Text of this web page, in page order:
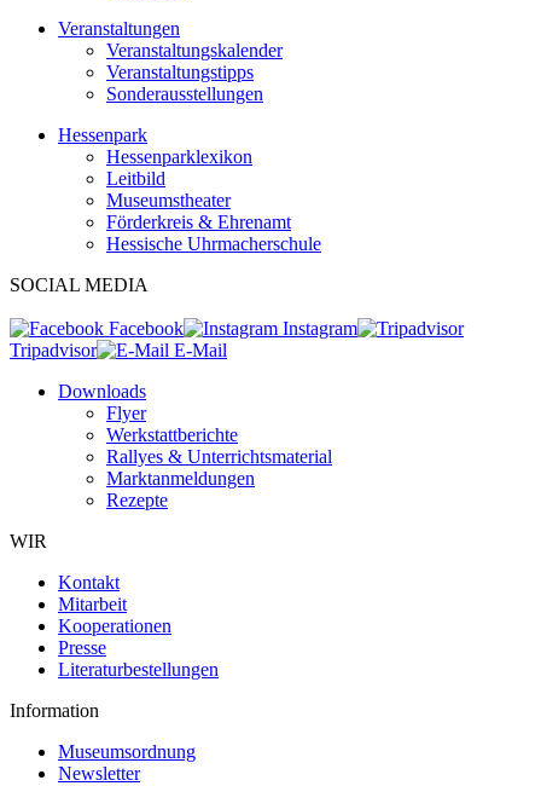
Veranstaltungen
Veranstaltungskalender
Veranstaltungstipps
Sonderausstellungen
Hessenpark
Hessenparklexikon
Leitbild
Museumstheater
Förderkreis & Ehrenamt
Hessische Uhrmacherschule
SOCIAL MEDIA
Facebook
Instagram
Tripadvisor
E-Mail
Downloads
Flyer
Werkstattberichte
Rallyes & Unterrichtsmaterial
Marktanmeldungen
Rezepte
WIR
Kontakt
Mitarbeit
Kooperationen
Presse
Literaturbestellungen
Information
Museumsordnung
Newsletter